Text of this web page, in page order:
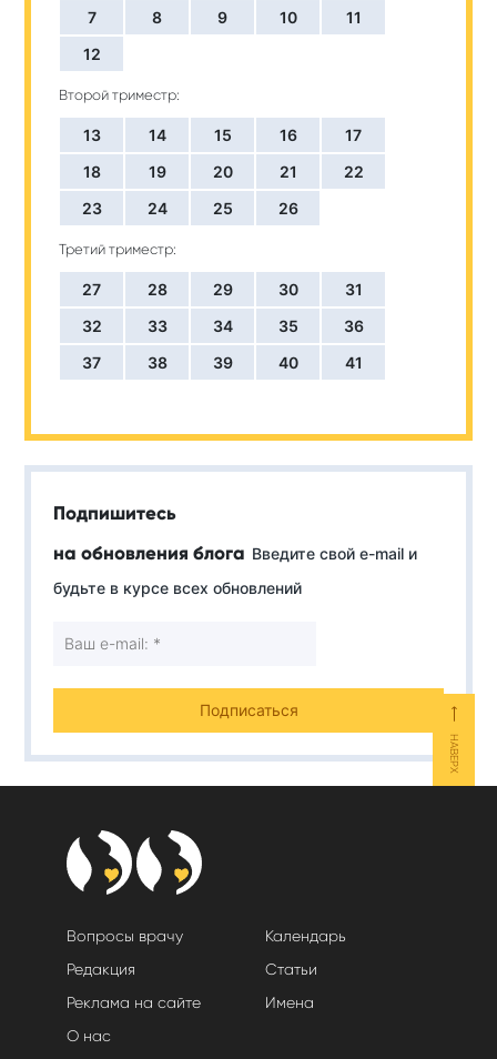
7
8 9 10
11
12
Второй триместр:
13 14 15 16
17
18
19 20 21
22
23
24 25 26
Третий триместр:
27 28 29 30
31
32
33 34 35
36
37
38 39 40 41
Подпишитесь
на обновления блога Введите свой e-mail и
будьте в курсе всех обновлений
⟵
НАВЕРХ
Вопросы врачу
Редакция
Реклама на сайте
О нас
Календарь
Статьи
Имена